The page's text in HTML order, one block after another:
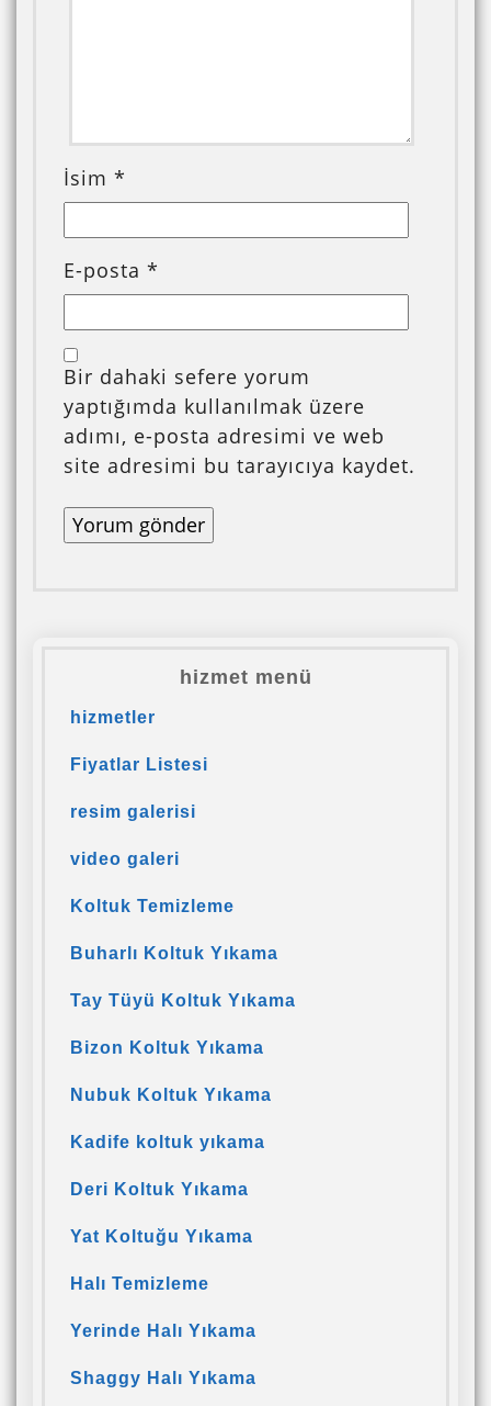
İsim *
E-posta *
Bir dahaki sefere yorum
yaptığımda kullanılmak üzere
adımı, e-posta adresimi ve web
site adresimi bu tarayıcıya kaydet.
hizmet menü
hizmetler
Fiyatlar Listesi
resim galerisi
video galeri
Koltuk Temizleme
Buharlı Koltuk Yıkama
Tay Tüyü Koltuk Yıkama
Bizon Koltuk Yıkama
Nubuk Koltuk Yıkama
Kadife koltuk yıkama
Deri Koltuk Yıkama
Yat Koltuğu Yıkama
Halı Temizleme
Yerinde Halı Yıkama
Shaggy Halı Yıkama